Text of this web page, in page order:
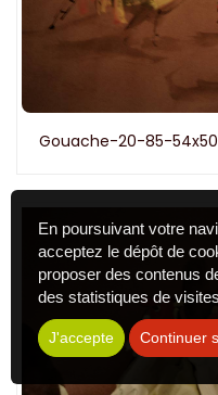
Gouache-20-85-
En poursuivant votre
acceptez le dépôt de
proposer des contenus
des statistiques de
J'accepte Continuer